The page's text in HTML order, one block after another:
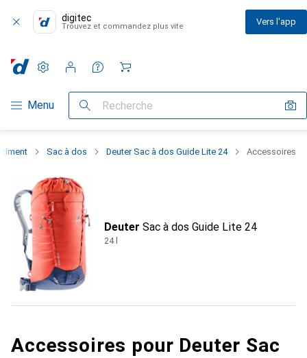
digitec
Trouvez et commandez plus vite Vers l'app
Navigation par catégorie
Menu Recherche
Paramètres
Compte client
Listes de comparaison
Listes d'envies
Panier
Sac à dos Deuter Sac à dos Guide Lite 24 Accessoires
Deuter Sac à dos Guide Lite 24
24 l
Accessoires pour Deuter Sac